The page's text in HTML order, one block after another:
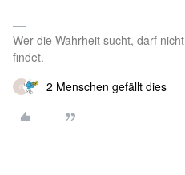
Wer die Wahrheit sucht, darf
findet.
G 2 Menschen gefällt dies